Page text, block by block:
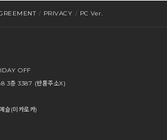
/ PRIVACY / PC Ver.
OFF
3층 3387 (반품주소X)
슬(미카로카)